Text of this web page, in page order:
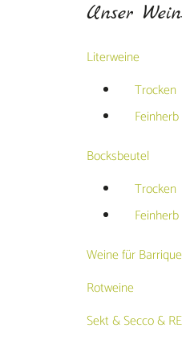
Unser
Literweine
Trocken
Feinherb
Bocksbeutel
Trocken
Feinherb
Weine für
Rotweine
Sekt & Secco &